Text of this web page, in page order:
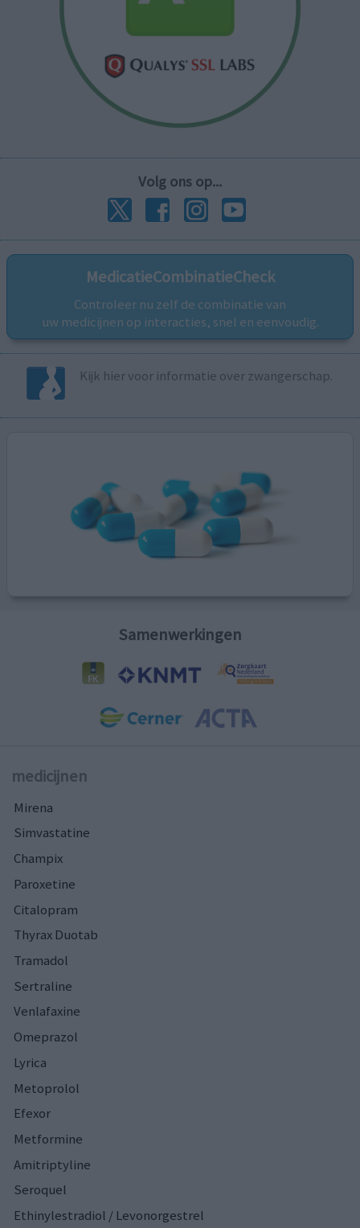
Volg ons op...
MedicatieCombinatieCheck
Controleer nu zelf de combinatie van
uw medicijnen op interacties, snel en eenvoudig.
Kijk hier voor informatie over zwangerschap.
Samenwerkingen
medicijnen
Mirena
Simvastatine
Champix
Paroxetine
Citalopram
Thyrax Duotab
Tramadol
Sertraline
Venlafaxine
Omeprazol
Lyrica
Metoprolol
Efexor
Metformine
Amitriptyline
Seroquel
Ethinylestradiol / Levonorgestrel